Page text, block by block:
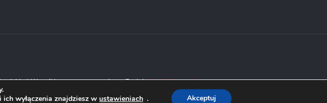
| Wszelkie prawa zastrzeżone Projekt:ks-i.pl/p-tur.pl
wyłączenia znajdziesz wustawieniach . Akceptuj